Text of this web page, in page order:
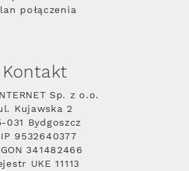
połączenia
Kontakt
Sp. z o.o.
Kujawska 2
031 Bydgoszcz
9532640377
341482466
UKE 11113